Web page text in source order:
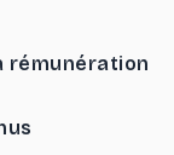
rémunération